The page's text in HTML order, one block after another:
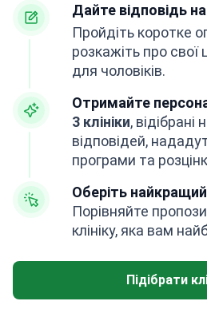
Дайте відповідь
Пройдіть коротке
розкажіть про свої
для чоловіків.
Отримайте
3 клініки, відібрані
відповідей,
програми та
Оберіть найкращий
Порівняйте
клініку, яка вам
Підібрати